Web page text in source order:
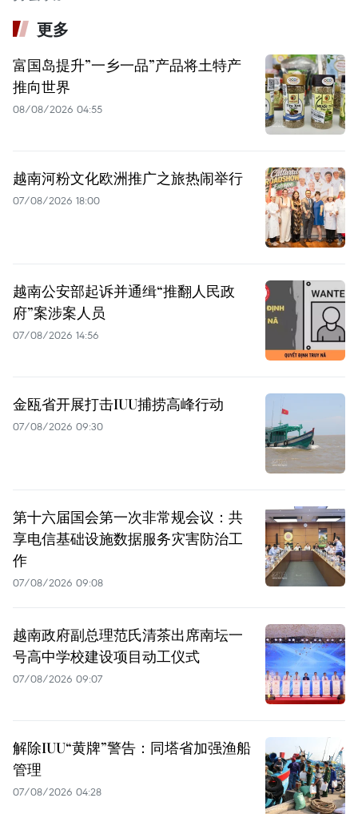
更多
富国岛提升”一乡一品”产品将土特产
推向世界
08/08/2026 04:55
越南河粉文化欧洲推广之旅热闹举行
07/08/2026 18:00
越南公安部起诉并通缉“推翻人民政
府”案涉案人员
07/08/2026 14:56
金瓯省开展打击IUU捕捞高峰行动
07/08/2026 09:30
第十六届国会第一次非常规会议：共
享电信基础设施数据服务灾害防治工
作
07/08/2026 09:08
越南政府副总理范氏清茶出席南坛一
号高中学校建设项目动工仪式
07/08/2026 09:07
解除IUU“黄牌”警告：同塔省加强渔船
管理
07/08/2026 04:28